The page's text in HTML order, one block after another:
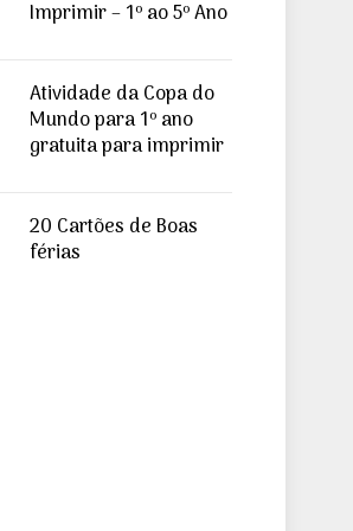
Imprimir – 1º ao 5º Ano
Atividade da Copa do
Mundo para 1º ano
gratuita para imprimir
20 Cartões de Boas
férias